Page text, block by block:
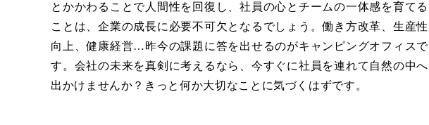
とかかわることで人間性を回復し、社員の心とチームの一体感を育てる
ことは、企業の成長に必要不可欠となるでしょう。働き方改革、生産性
向上、健康経営…昨今の課題に答を出せるのがキャンピングオフィスで
す。会社の未来を真剣に考えるなら、今すぐに社員を連れて自然の中へ
出かけませんか？きっと何か大切なことに気づくはずです。